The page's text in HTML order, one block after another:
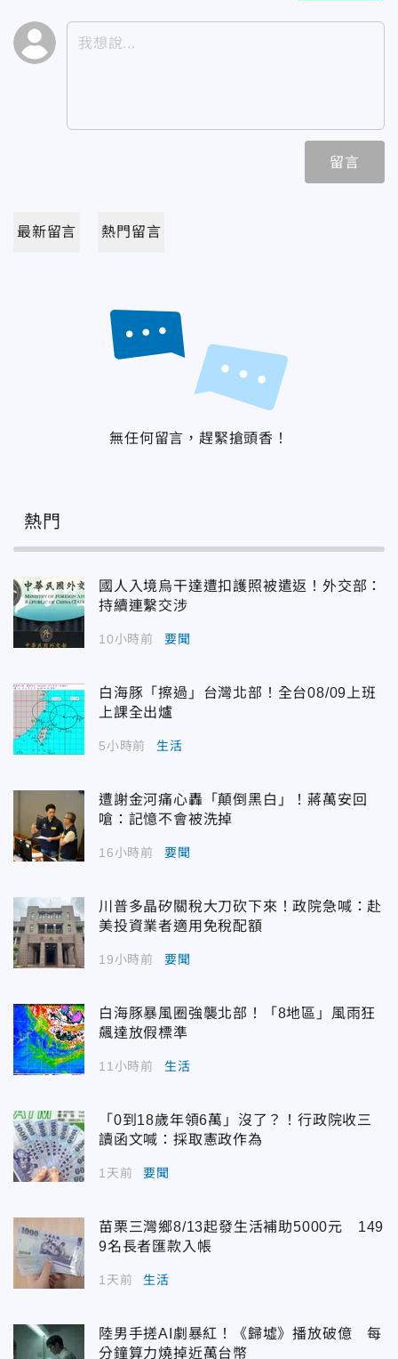
留言
最新留言 熱門留言
無任何留言，趕緊搶頭香！
熱門
國人入境烏干達遭扣護照被遣返！外交部：
持續連繫交涉
10小時前 要聞
白海豚「擦過」台灣北部！全台08/09上班
上課全出爐
5小時前 生活
遭謝金河痛心轟「顛倒黑白」！蔣萬安回
嗆：記憶不會被洗掉
16小時前 要聞
川普多晶矽關稅大刀砍下來！政院急喊：赴
美投資業者適用免稅配額
19小時前 要聞
白海豚暴風圈強襲北部！「8地區」風雨狂
飆達放假標準
11小時前 生活
「0到18歲年領6萬」沒了？！行政院收三
讀函文喊：採取憲政作為
1天前 要聞
苗栗三灣鄉8/13起發生活補助5000元 149
9名長者匯款入帳
1天前 生活
陸男手搓AI劇暴紅！《歸墟》播放破億 每
分鐘算力燒掉近萬台幣